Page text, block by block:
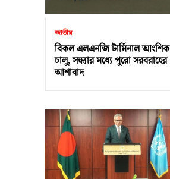
জাতীয়
বিকল এলএনজি টার্মিনাল আংশিক
চালু, সন্ধ্যার মধ্যে পুরো সরবরাহের
আশাবাদ